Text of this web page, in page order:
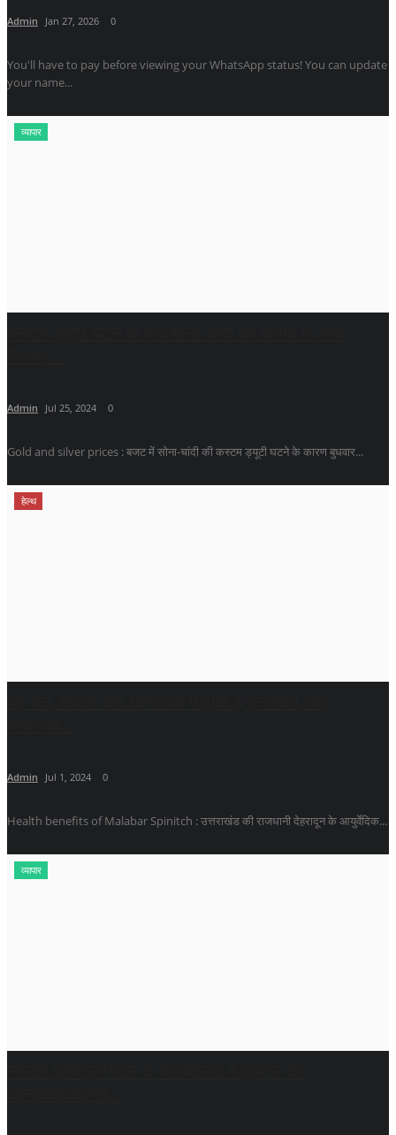
Admin Jan 27, 2026 0
You'll have to pay before viewing your WhatsApp status! You can update
your name...
व्यापार
Admin Jul 25, 2024 0
Gold and silver prices : बजट में सोना-चांदी की कस्टम ड्यूटी घटने के कारण बुधवार...
हेल्थ
Admin Jul 1, 2024 0
Health benefits of Malabar Spinitch : उत्तराखंड की राजधानी देहरादून के आयुर्वेदिक...
व्यापार